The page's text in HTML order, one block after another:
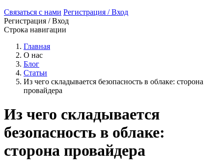
Связаться с нами Регистрация / Вход
Регистрация / Вход
Строка навигации
Главная
О нас
Блог
Статьи
Из чего складывается безопасность в облаке: сторона
провайдера
Из чего складывается
безопасность в облаке:
сторона провайдера